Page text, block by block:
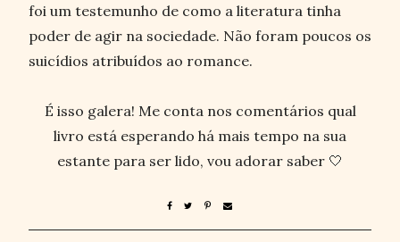
foi um testemunho de como a literatura tinha
poder de agir na sociedade. Não foram poucos os
suicídios atribuídos ao romance.
É isso galera! Me conta nos comentários qual
livro está esperando há mais tempo na sua
estante para ser lido, vou adorar saber 🤍